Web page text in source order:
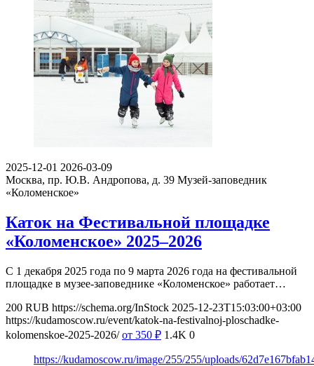
2025-12-01 2026-03-09
Москва, пр. Ю.В. Андропова, д. 39 Музей-заповедник
«Коломенское»
Каток на Фестивальной площадке
«Коломенское» 2025–2026
С 1 декабря 2025 года по 9 марта 2026 года на фестивальной
площадке в музее-заповеднике «Коломенское» работает…
200 RUB https://schema.org/InStock 2025-12-23T15:03:00+03:00
https://kudamoscow.ru/event/katok-na-festivalnoj-ploschadke-
kolomenskoe-2025-2026/ от 350 ₽ 1.4K 0
https://kudamoscow.ru/image/255/255/uploads/